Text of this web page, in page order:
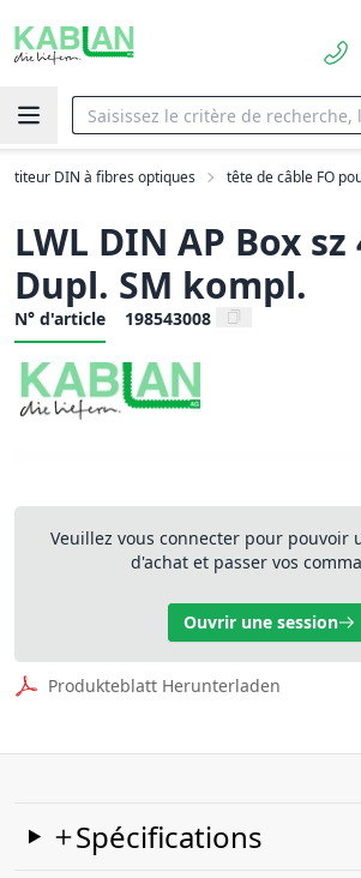
DIN à fibres optiques tête de câble FO
LWL DIN AP Box sz
Dupl. SM kompl.
N° d'article 198543008
Veuillez vous connecter pour pouvoir
d'achat et passer vos
Ouvrir une session
Produkteblatt Herunterladen
Spécifications